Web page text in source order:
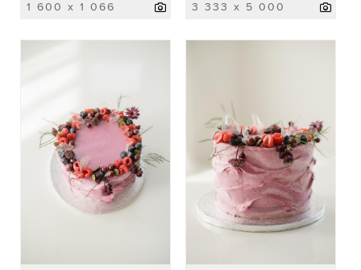
1 600 x 1 066 3 333 x 5 000